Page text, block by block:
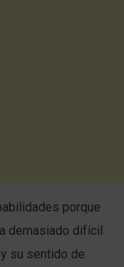
porque
demasiado difícil
su sentido de